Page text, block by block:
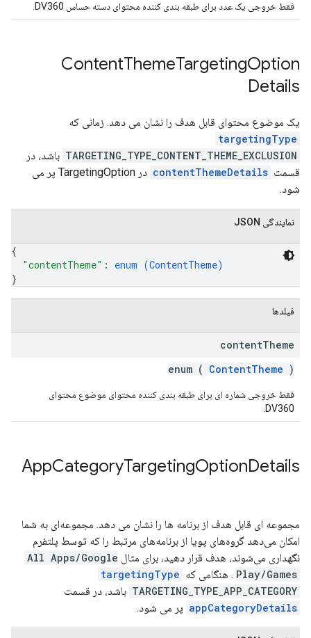
فقط خروجی یک عدد برای طبقه بندی کننده محتوای دسته حساس DV360.
ContentThemeTargetingOption
Details
یک موضوع محتوای قابل هدف را نشان می دهد. زمانی که
targetingType
TARGETING_TYPE_CONTENT_THEME_EXCLUSION باشد، در
قسمت contentThemeDetails
در TargetingOption پر می
شود.
نمایندگی JSON
{
"contentTheme" : enum (ContentTheme)
}
فیلدها
contentTheme
enum ( ContentTheme )
فقط خروجی شماره ای برای طبقه بندی کننده محتوای موضوع محتوای
DV360.
AppCategoryTargetingOptionDetails
مجموعه ای قابل هدف از برنامه ها را نشان می دهد. مجموعه‌ای به شما
امکان می‌دهد گروه‌های پویا از برنامه‌های مرتبط را که توسط پلتفرم
نگهداری می‌شوند، هدف قرار دهید، برای مثال All Apps/Google
Play/Games . هنگامی که targetingType
TARGETING_TYPE_APP_CATEGORY باشد، در قسمت
appCategoryDetails پر می شود.